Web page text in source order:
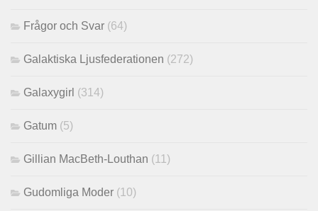
Frågor och Svar (64)
Galaktiska Ljusfederationen (272)
Galaxygirl (314)
Gatum (5)
Gillian MacBeth-Louthan (11)
Gudomliga Moder (10)